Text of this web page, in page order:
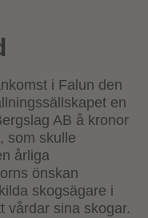
i Falun den
en
AB å kronor
som skulle
årliga
önskan
skogsägare i
vårdar sina skogar.